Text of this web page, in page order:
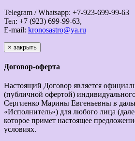
Telegram / Whatsapp: +7-923-699-99-63
Тел: +7 (923) 699-99-63,
E-mail: kronosastro@ya.ru
× закрыть
Договор-оферта
Настоящий Договор является
(публичной офертой)
Сергиенко Марины Евгеньевны в
«Исполнитель») для любого лица
которое примет настоящее
условиях.